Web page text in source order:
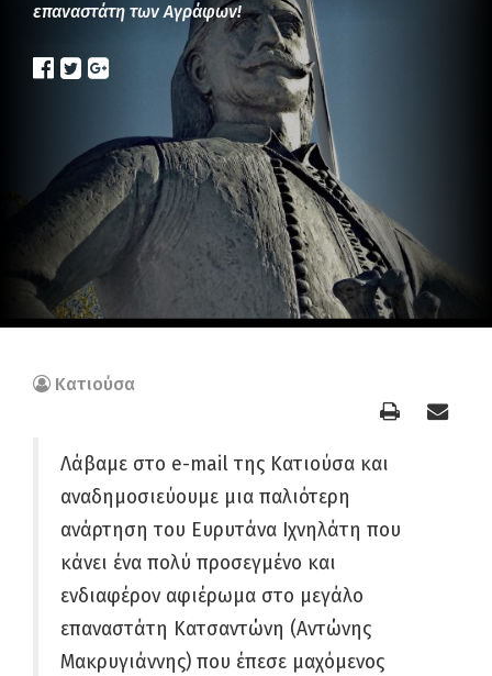
επαναστάτη των Αγράφων!
Κατιούσα
Λάβαμε στο e-mail της Κατιούσα και
αναδημοσιεύουμε μια παλιότερη
ανάρτηση του Ευρυτάνα Ιχνηλάτη που
κάνει ένα πολύ προσεγμένο και
ενδιαφέρον αφιέρωμα στο μεγάλο
επαναστάτη Κατσαντώνη (Αντώνης
Μακρυγιάννης) που έπεσε μαχόμενος